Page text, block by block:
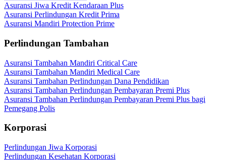
Asuransi Jiwa Kredit Kendaraan Plus
Asuransi Perlindungan Kredit Prima
Asuransi Mandiri Protection Prime
Perlindungan Tambahan
Asuransi Tambahan Mandiri Critical Care
Asuransi Tambahan Mandiri Medical Care
Asuransi Tambahan Perlindungan Dana Pendidikan
Asuransi Tambahan Perlindungan Pembayaran Premi Plus
Asuransi Tambahan Perlindungan Pembayaran Premi Plus bagi
Pemegang Polis
Korporasi
Perlindungan Jiwa Korporasi
Perlindungan Kesehatan Korporasi